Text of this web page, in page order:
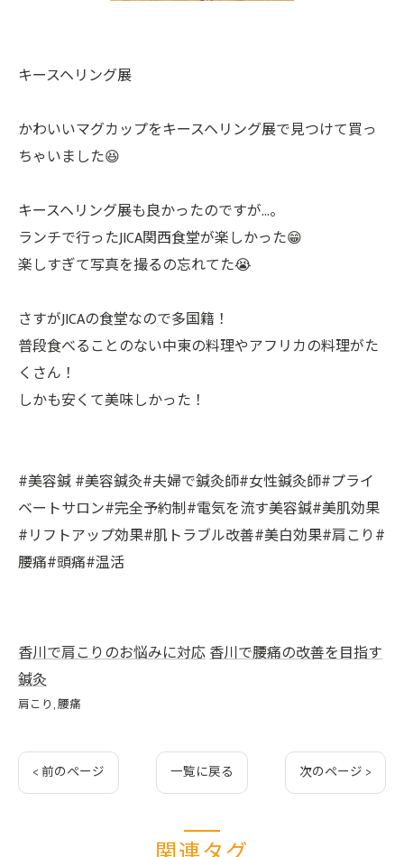
キースヘリング展
かわいいマグカップをキースヘリング展で見つけて買っ
ちゃいました😆
キースヘリング展も良かったのですが…。
ランチで行ったJICA関西食堂が楽しかった😁
楽しすぎて写真を撮るの忘れてた😭
さすがJICAの食堂なので多国籍！
普段食べることのない中東の料理やアフリカの料理がた
くさん！
しかも安くて美味しかった！
#美容鍼 #美容鍼灸#夫婦で鍼灸師#女性鍼灸師#プライ
ベートサロン#完全予約制#電気を流す美容鍼#美肌効果
#リフトアップ効果#肌トラブル改善#美白効果#肩こり#
腰痛#頭痛#温活
香川で肩こりのお悩みに対応香川で腰痛の改善を目指す
鍼灸
肩こり 腰痛
< 前のページ 一覧に戻る 次のページ >